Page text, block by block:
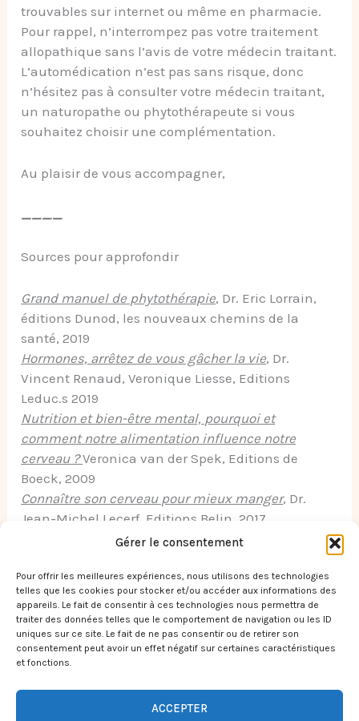
Gérer le consentement
Pour offrir les meilleures expériences, nous utilisons des technologies
telles que les cookies pour stocker et/ou accéder aux informations des
appareils. Le fait de consentir à ces technologies nous permettra de
traiter des données telles que le comportement de navigation ou les ID
uniques sur ce site. Le fait de ne pas consentir ou de retirer son
consentement peut avoir un effet négatif sur certaines caractéristiques
et fonctions.
ACCEPTER
trouvables sur internet ou même en pharmacie.
Pour rappel, n’interrompez pas votre traitement
allopathique sans l’avis de votre médecin traitant.
L’automédication n’est pas sans risque, donc
n’hésitez pas à consulter votre médecin traitant,
un naturopathe ou phytothérapeute si vous
souhaitez choisir une complémentation.
Au plaisir de vous accompagner,
____
Sources pour approfondir
Grand manuel de phytothérapie, Dr. Eric Lorrain,
éditions Dunod, les nouveaux chemins de la
santé, 2019
Hormones, arrêtez de vous gâcher la vie, Dr.
Vincent Renaud, Veronique Liesse, Editions
Leduc.s 2019
Nutrition et bien-être mental, pourquoi et
comment notre alimentation influence notre
cerveau ?Veronica van der Spek, Editions de
Boeck, 2009
Connaître son cerveau pour mieux manger, Dr.
Jean-Michel Lecerf, Editions Belin, 2017
L’alimentation ou la 3e médecine, Dr. Jean
←Article précédent Article suivant
Copyright © 2026 Juliette Montier Naturopathe - Chi Nei Tsang |